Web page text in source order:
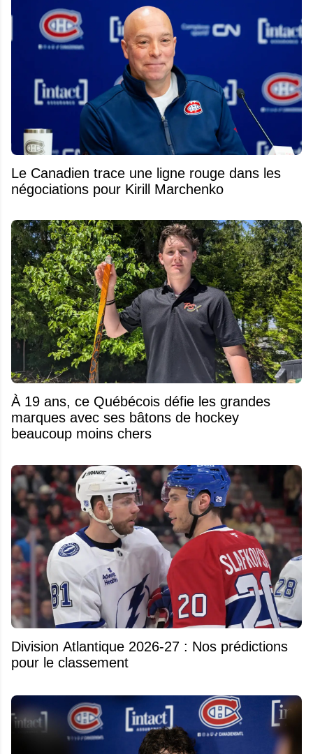
Le Canadien trace une ligne rouge dans les
négociations pour Kirill Marchenko
À 19 ans, ce Québécois défie les grandes
marques avec ses bâtons de hockey
beaucoup moins chers
Division Atlantique 2026-27 : Nos prédictions
pour le classement